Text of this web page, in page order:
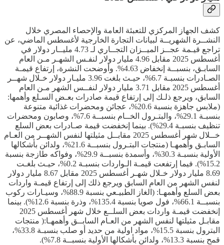
كشف الجهاز المركزي للتعبئة العامة والإحصاء المصري خلال
النشــرة الشهريــة لبيانات التجارة الخارجية لأغسطس الماضي، عن
تراجع قيـمة عجــز الميــزان التجــاري لـ 4.73 مليــار دولار في
أغسطس 2025 مقابل 4.96 مليار دولار لنفـس الشهـر مـن العام
السابـق، بنسبــة إنخفاض 4.63%. وأوضحت النشرة، إرتفاع قيمـة
الصـادرات بنسبـة 6.7%، حيـث بلغت 3.96 مليـار دولار خـلال شهــر
أغسطس 2025 مقابل 3.71 مليار دولار لنفــس الشهر مـن العام
السابق، ويرجع ذلـك إلى إرتفاع قيمة صادرات بعـض السـلع وأهمها:
(ملابس جاهزة بنسبة 20.6%، عجائن ومحضرات غذائية متنوعة
بنسبـة 29.1%، والبتـرول الخــام بنسبــة 7.6%، وصابون ومحضرات
تنظيف بنسبـة 29.4%). بينما إنخفضت قيمة صـادرات بعض السلع
خــلال شهر أغسطس 2025 مقابــل مثيلتها لنفس الشهــر من العـام
السابـق وأهمهـا (منتجات البتـرول بنسبــة 21.6%، ولدائن بأشكالها
الأولية بنسبـة 30.3%، وأسمدة بنسبــة 29.9%، وفواكه طازجة بنسبة
15.2%). فيما إرتفعت قيمـة الـواردات بنسبـة 0.2%، حيـث بلغـت
8.69 مليار دولار خـلال شهـر أغسطس 2025 مقابل 8.67 مليار دولار
لنفس الشهر من العام السابق ويرجع ذلك إلى إرتفاع قيمـة واردات
بعض السلع وأهمهـا: (الغاز الطبيـعي بنسبة 88.9%، وسيـارات ركوب
بنسبــة 66.1%، فول صويا بنسبة 135.4%، وذرة بنسبة 12.6%). بينما
إنخفضت قيمـة واردات بعض السلــع خلال شهر أغسطس 2025
مقابـل مثيلتها لنفس الشهر من العـام السابــق وأهمهـا:( منتجات
البترول بنسبة 15.5%، مواد اولية من حديد أو صلب بنسبـة 33.8%،
قمح بنسبة 13.3%، ولدائن بأشكالها الأولية بنسبــة 7.8%).